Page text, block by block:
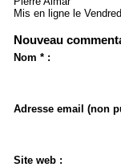
Mis en ligne le
Nouveau
Nom * :
Adresse email (non
Site web :